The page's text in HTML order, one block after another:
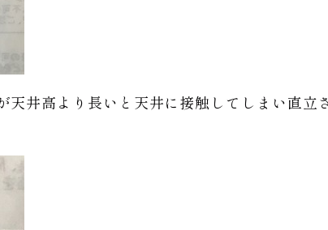
井高より長いと天井に接触してしまい直立